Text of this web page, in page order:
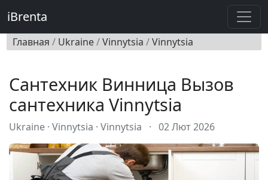
iBrenta
Главная / Ukraine/Vinnytsia /Vinnytsia
Сантехник Винница Вызов
сантехника Vinnytsia
Ukraine · Vinnytsia · Vinnytsia · 02 Лют 2026